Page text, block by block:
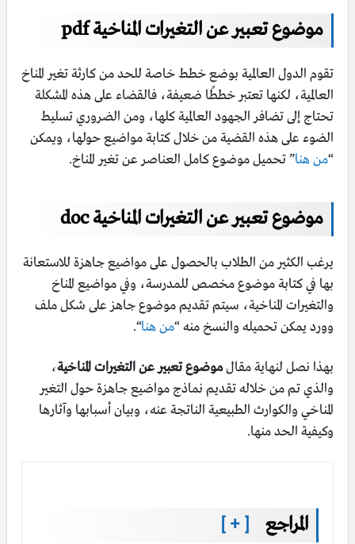
موضوع تعبير عن التغيرات المناخية pdf
تقوم الدول العالمية بوضع خطط خاصة للحد من كارثة تغير المناخ
العالمية، لكنها تعتبر خططًا ضعيفة، فالقضاء على هذه المشكلة
تحتاج إلى تضافر الجهود العالمية كلها، ومن الضروري تسليط
الضوء على هذه القضية من خلال كتابة مواضيع حولها، ويمكن
“من هنا” تحميل موضوع كامل العناصر عن تغير المناخ.
موضوع تعبير عن التغيرات المناخية doc
يرغب الكثير من الطلاب بالحصول على مواضيع جاهزة للاستعانة
بها في كتابة موضوع مخصص للمدرسة، وفي مواضيع المناخ
والتغيرات المناخية، سيتم تقديم موضوع جاهز على شكل ملف
وورد يمكن تحميله والنسخ منه “من هنا“.
بهذا نصل لنهاية مقالموضوع تعبير عن التغيرات المناخية،
والذي تم من خلاله تقديم نماذج مواضيع جاهزة حول التغير
المناخي والكوارث الطبيعية الناتجة عنه، وبيان أسبابها وآثارها
وكيفية الحد منها.
المراجع [ + ]